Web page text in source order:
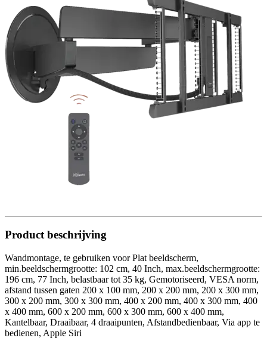
Product beschrijving
Wandmontage, te gebruiken voor Plat beeldscherm,
min.beeldschermgrootte: 102 cm, 40 Inch, max.beeldschermgrootte:
196 cm, 77 Inch, belastbaar tot 35 kg, Gemotoriseerd, VESA norm,
afstand tussen gaten 200 x 100 mm, 200 x 200 mm, 200 x 300 mm,
300 x 200 mm, 300 x 300 mm, 400 x 200 mm, 400 x 300 mm, 400
x 400 mm, 600 x 200 mm, 600 x 300 mm, 600 x 400 mm,
Kantelbaar, Draaibaar, 4 draaipunten, Afstandbedienbaar, Via app te
bedienen, Apple Siri